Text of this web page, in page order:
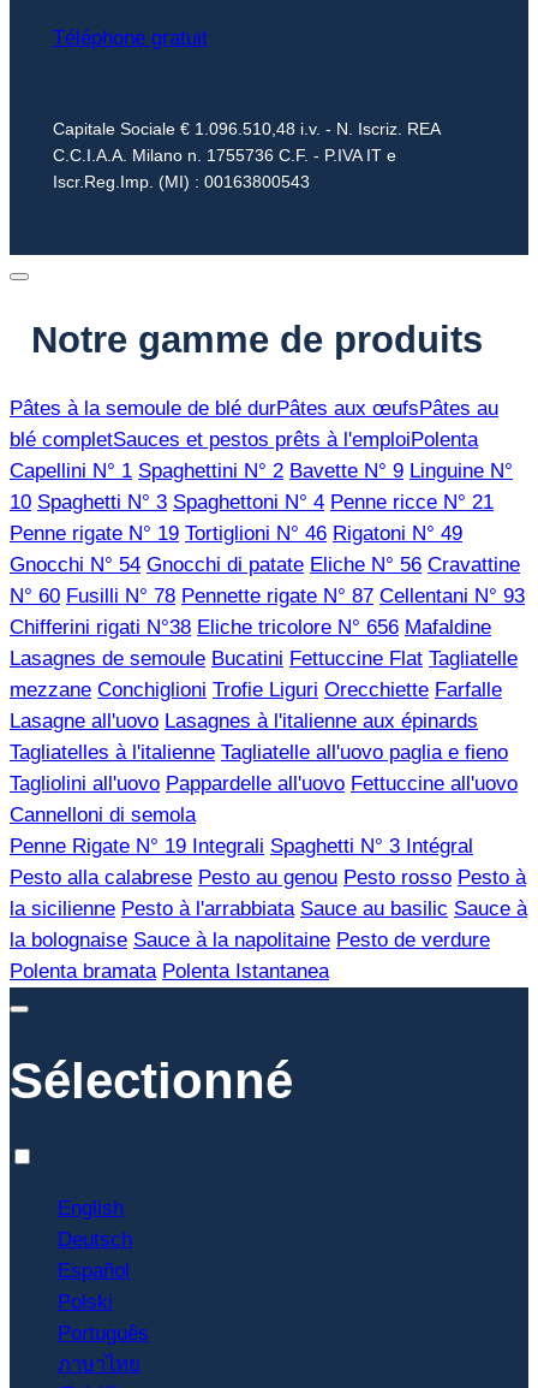
Téléphone gratuit
Capitale Sociale € 1.096.510,48 i.v. - N. Iscriz. REA
C.C.I.A.A. Milano n. 1755736 C.F. - P.IVA IT e
Iscr.Reg.Imp. (MI) : 00163800543
Notre gamme de produits
Pâtes à la semoule de blé durPâtes aux œufsPâtes au
blé completSauces et pestos prêts à l'emploiPolenta
Capellini N° 1 Spaghettini N° 2 Bavette N° 9 Linguine N°
10 Spaghetti N° 3 Spaghettoni N° 4 Penne ricce N° 21
Penne rigate N° 19 Tortiglioni N° 46 Rigatoni N° 49
Gnocchi N° 54 Gnocchi di patate Eliche N° 56 Cravattine
N° 60 Fusilli N° 78 Pennette rigate N° 87 Cellentani N° 93
Chifferini rigati N°38 Eliche tricolore N° 656 Mafaldine
Lasagnes de semoule Bucatini Fettuccine Flat Tagliatelle
mezzane Conchiglioni Trofie Liguri Orecchiette Farfalle
Lasagne all'uovo Lasagnes à l'italienne aux épinards
Tagliatelles à l'italienne Tagliatelle all'uovo paglia e fieno
Tagliolini all'uovo Pappardelle all'uovo Fettuccine all'uovo
Cannelloni di semola
Penne Rigate N° 19 Integrali Spaghetti N° 3 Intégral
Pesto alla calabrese Pesto au genou Pesto rosso Pesto à
la sicilienne Pesto à l'arrabbiata Sauce au basilic Sauce à
la bolognaise Sauce à la napolitaine Pesto de verdure
Polenta bramata Polenta Istantanea
Sélectionné
English
Deutsch
Español
Polski
Português
ภาษาไทย